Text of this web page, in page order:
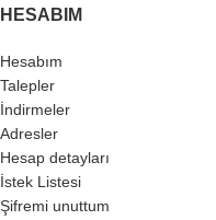
HESABIM
Hesabım
Talepler
İndirmeler
Adresler
Hesap detayları
İstek Listesi
Şifremi unuttum